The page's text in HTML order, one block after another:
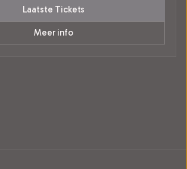
Laatste Tickets
Meer info